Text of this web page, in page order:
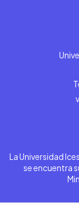
La Universidad
se encuentra